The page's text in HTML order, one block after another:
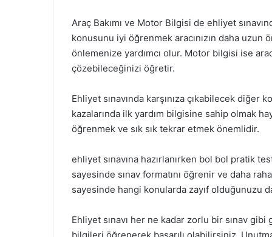
Araç Bakımı ve Motor Bilgisi de ehliyet
konusunu iyi öğrenmek aracınızın daha uzun
önlemenize yardımcı olur. Motor bilgisi ise
çözebileceğinizi öğretir.
Ehliyet sınavında karşınıza çıkabilecek
kazalarında ilk yardım bilgisine sahip olmak
öğrenmek ve sık sık tekrar etmek önemlidir.
ehliyet sınavına hazırlanırken bol bol pratik
sayesinde sınav formatını öğrenir ve daha
sayesinde hangi konularda zayıf olduğunuzu
Ehliyet sınavı her ne kadar zorlu bir sınav